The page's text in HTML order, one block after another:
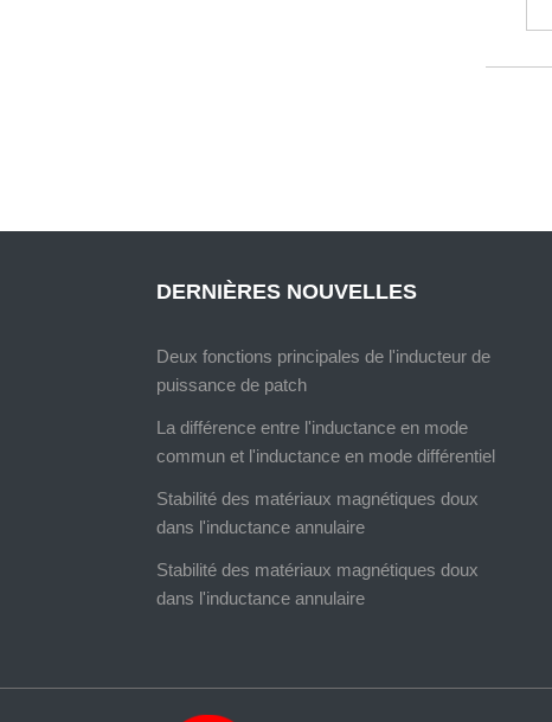
DERNIÈRES NOUVELLES
Deux fonctions principales de l'inducteur de
puissance de patch
La différence entre l'inductance en mode
commun et l'inductance en mode différentiel
Stabilité des matériaux magnétiques doux
dans l'inductance annulaire
Stabilité des matériaux magnétiques doux
dans l'inductance annulaire